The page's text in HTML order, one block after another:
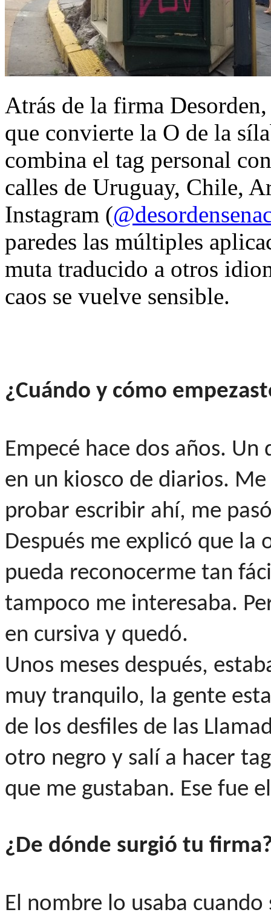
Atrás de la firma
que convierte la O de la
combina el tag personal
calles de Uruguay, Chile,
Instagram (
paredes las múltiples
muta traducido a otros
caos se vuelve sensible.
¿Cuándo y cómo
Empecé hace dos años.
en un kiosco de diarios.
probar escribir ahí, me
Después me explicó que la
pueda reconocerme tan
tampoco me interesaba.
en cursiva y quedó.
Unos meses después,
muy tranquilo, la gente
de los desfiles de las
otro negro y salí a hacer
que me gustaban. Ese fue
¿De dónde surgió tu
El nombre lo usaba